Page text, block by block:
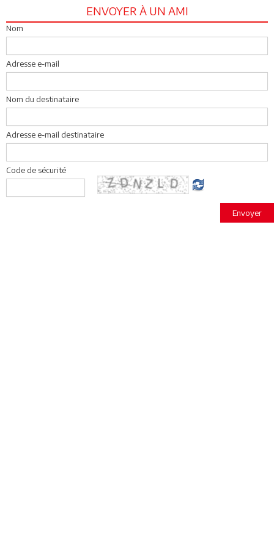
ENVOYER À UN AMI
Nom
Adresse e-mail
Nom du destinataire
Adresse e-mail destinataire
Code de sécurité
Envoyer